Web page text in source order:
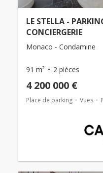
LE STELLA -
CONCIERGERIE
Monaco - Condamine
91 m² 2 pièces
4 200 000 €
Place de parking Vues